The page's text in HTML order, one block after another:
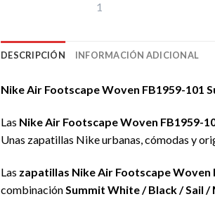
DESCRIPCIÓN INFORMACIÓN ADICIONAL
Nike Air Footscape Woven FB1959-101
Las Nike Air Footscape Woven FB1959-
Unas zapatillas Nike urbanas, cómodas y
Las zapatillas Nike Air Footscape Woven
combinación Summit White / Black / Sail